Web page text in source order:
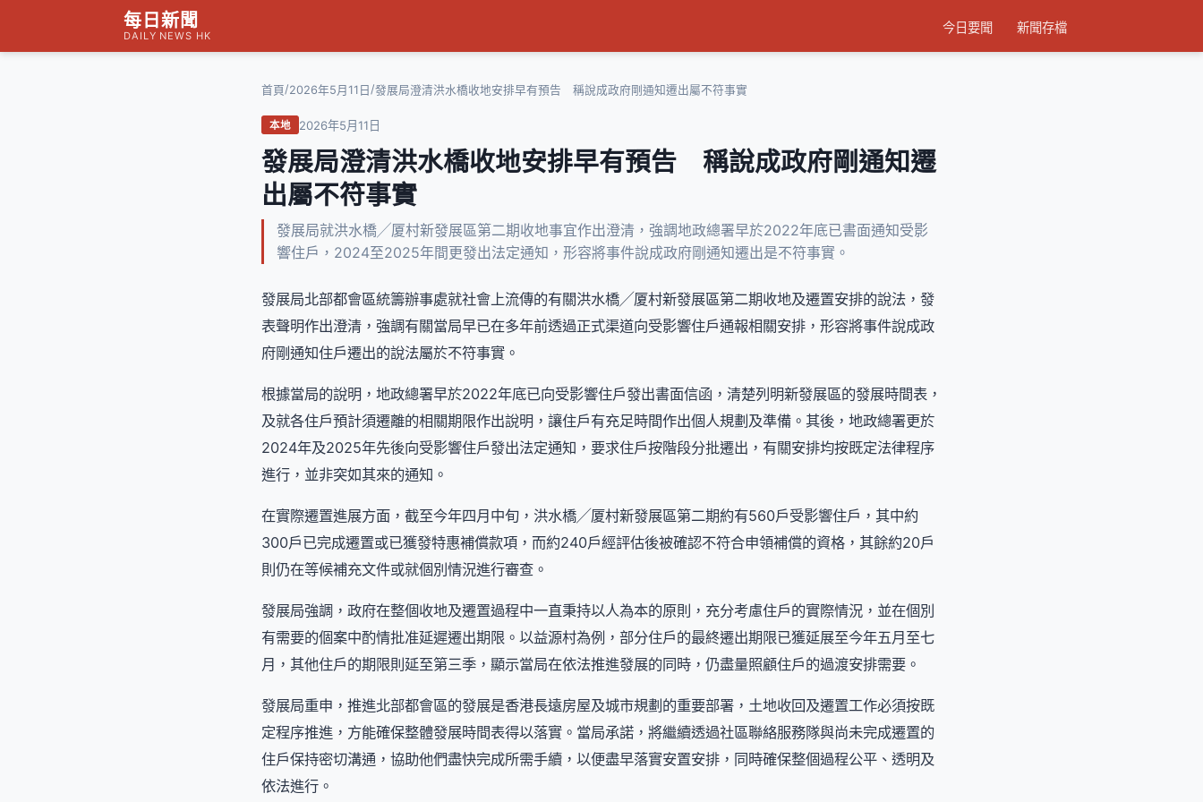
每日新聞
DAILY NEWS HK
今日要聞 新聞存檔
首頁/2026年5月11日 /發展局澄清洪水橋收地安排早有預告 稱說成政府剛通知遷出屬不符事實
本地 2026年5月11日
發展局澄清洪水橋收地安排早有預告 稱說成政府剛通知遷
出屬不符事實
發展局就洪水橋╱厦村新發展區第二期收地事宜作出澄清，強調地政總署早於2022年底已書面通知受影
響住戶，2024至2025年間更發出法定通知，形容將事件說成政府剛通知遷出是不符事實。
發展局北部都會區統籌辦事處就社會上流傳的有關洪水橋╱厦村新發展區第二期收地及遷置安排的說法，發
表聲明作出澄清，強調有關當局早已在多年前透過正式渠道向受影響住戶通報相關安排，形容將事件說成政
府剛通知住戶遷出的說法屬於不符事實。
根據當局的說明，地政總署早於2022年底已向受影響住戶發出書面信函，清楚列明新發展區的發展時間表，
及就各住戶預計須遷離的相關期限作出說明，讓住戶有充足時間作出個人規劃及準備。其後，地政總署更於
2024年及2025年先後向受影響住戶發出法定通知，要求住戶按階段分批遷出，有關安排均按既定法律程序
進行，並非突如其來的通知。
在實際遷置進展方面，截至今年四月中旬，洪水橋╱厦村新發展區第二期約有560戶受影響住戶，其中約
300戶已完成遷置或已獲發特惠補償款項，而約240戶經評估後被確認不符合申領補償的資格，其餘約20戶
則仍在等候補充文件或就個別情況進行審查。
發展局強調，政府在整個收地及遷置過程中一直秉持以人為本的原則，充分考慮住戶的實際情況，並在個別
有需要的個案中酌情批准延遲遷出期限。以益源村為例，部分住戶的最終遷出期限已獲延展至今年五月至七
月，其他住戶的期限則延至第三季，顯示當局在依法推進發展的同時，仍盡量照顧住戶的過渡安排需要。
發展局重申，推進北部都會區的發展是香港長遠房屋及城市規劃的重要部署，土地收回及遷置工作必須按既
定程序推進，方能確保整體發展時間表得以落實。當局承諾，將繼續透過社區聯絡服務隊與尚未完成遷置的
住戶保持密切溝通，協助他們盡快完成所需手續，以便盡早落實安置安排，同時確保整個過程公平、透明及
依法進行。